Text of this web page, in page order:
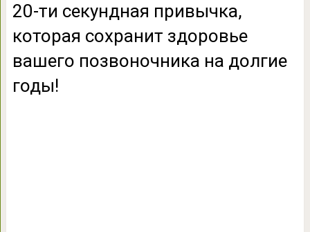
20-ти секундная привычка,
которая сохранит здоровье
вашего позвоночника на долгие
годы!